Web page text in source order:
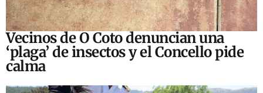
Vecinos de O Coto denuncian una
‘plaga’ de insectos y el Concello pide
calma